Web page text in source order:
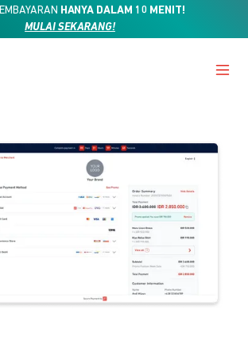
HANYA DALAM 10 MENIT!
MULAI SEKARANG!